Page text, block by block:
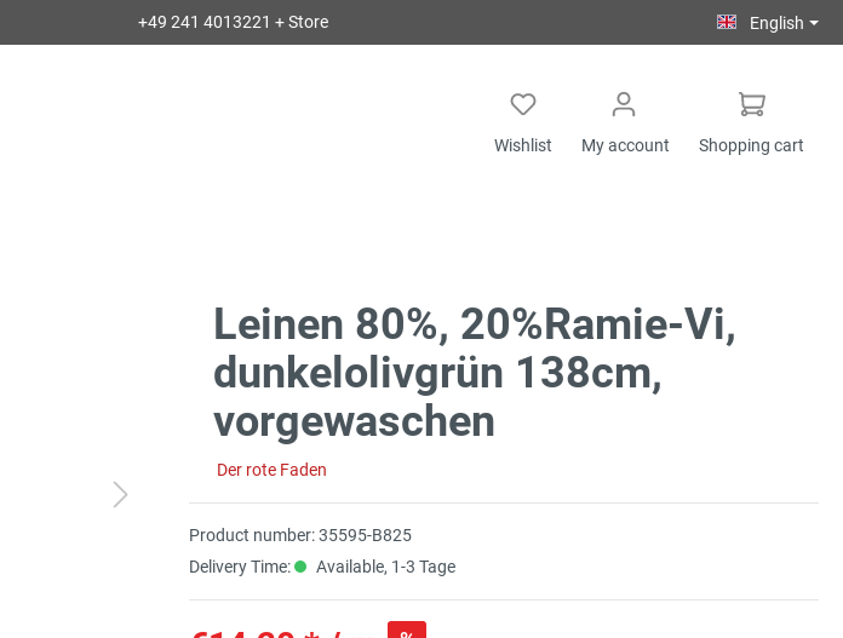
+49 241 4013221 + Store English
Wishlist My account Shopping cart
Leinen 80%, 20%Ramie-Vi,
dunkelolivgrün 138cm,
vorgewaschen
Der rote Faden
Product number:35595-B825
Delivery Time:
Available, 1-3 Tage